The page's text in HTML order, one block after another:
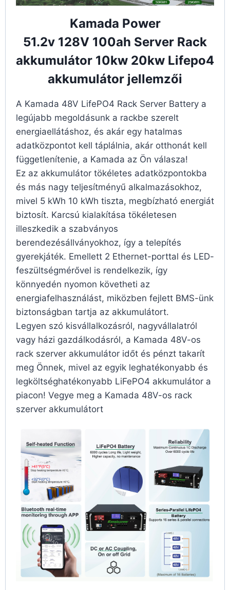
Kamada Power
51.2v 128V 100ah Server Rack
akkumulátor 10kw 20kw Lifepo4
akkumulátor jellemzői
A Kamada 48V LifePO4 Rack Server Battery a
legújabb megoldásunk a rackbe szerelt
energiaellátáshoz, és akár egy hatalmas
adatközpontot kell táplálnia, akár otthonát kell
függetlenítenie, a Kamada az Ön válasza!
Ez az akkumulátor tökéletes adatközpontokba
és más nagy teljesítményű alkalmazásokhoz,
mivel 5 kWh 10 kWh tiszta, megbízható energiát
biztosít. Karcsú kialakítása tökéletesen
illeszkedik a szabványos
berendezésállványokhoz, így a telepítés
gyerekjáték. Emellett 2 Ethernet-porttal és LED-
feszültségmérővel is rendelkezik, így
könnyedén nyomon követheti az
energiafelhasználást, miközben fejlett BMS-ünk
biztonságban tartja az akkumulátort.
Legyen szó kisvállalkozásról, nagyvállalatról
vagy házi gazdálkodásról, a Kamada 48V-os
rack szerver akkumulátor időt és pénzt takarít
meg Önnek, mivel az egyik leghatékonyabb és
legköltséghatékonyabb LiFePO4 akkumulátor a
piacon! Vegye meg a Kamada 48V-os rack
szerver akkumulátort